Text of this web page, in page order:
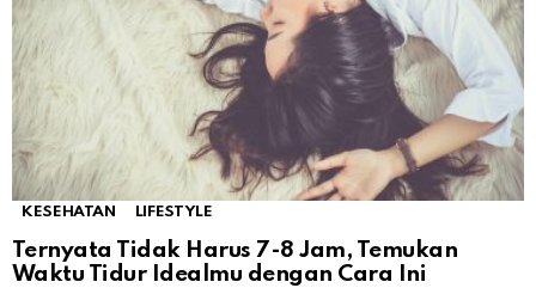
KESEHATAN LIFESTYLE
Ternyata Tidak Harus 7-8 Jam, Temukan
Waktu Tidur Idealmu dengan Cara Ini